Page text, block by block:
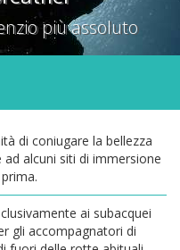
MINUTE
più assoluto
di coniugare la bellezza
alcuni siti di immersione
ai subacquei
gli accompagnatori di